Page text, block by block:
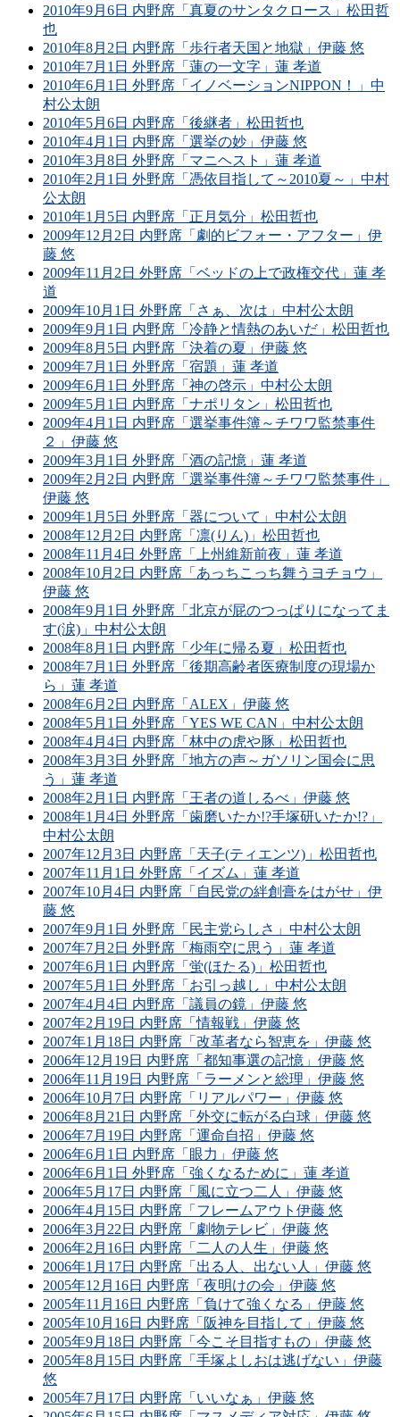
2010年9月6日 内野席「真夏のサンタクロース」松田哲
也
2010年8月2日 内野席「歩行者天国と地獄」伊藤 悠
2010年7月1日 外野席「蓮の一文字」蓮 孝道
2010年6月1日 外野席「イノベーションNIPPON！」中
村公太朗
2010年5月6日 内野席「後継者」松田哲也
2010年4月1日 内野席「選挙の妙」伊藤 悠
2010年3月8日 外野席「マニヘスト」蓮 孝道
2010年2月1日 外野席「憑依目指して～2010夏～」中村
公太朗
2010年1月5日 内野席「正月気分」松田哲也
2009年12月2日 内野席「劇的ビフォー・アフター」伊
藤 悠
2009年11月2日 外野席「ベッドの上で政権交代」蓮 孝
道
2009年10月1日 外野席「さぁ、次は」中村公太朗
2009年9月1日 内野席「冷静と情熱のあいだ」松田哲也
2009年8月5日 内野席「決着の夏」伊藤 悠
2009年7月1日 外野席「宿題」蓮 孝道
2009年6月1日 外野席「神の啓示」中村公太朗
2009年5月1日 内野席「ナポリタン」松田哲也
2009年4月1日 内野席「選挙事件簿～チワワ監禁事件
２」伊藤 悠
2009年3月1日 外野席「酒の記憶」蓮 孝道
2009年2月2日 内野席「選挙事件簿～チワワ監禁事件」
伊藤 悠
2009年1月5日 外野席「器について」中村公太朗
2008年12月2日 内野席「凛(りん)」松田哲也
2008年11月4日 外野席「上州維新前夜」蓮 孝道
2008年10月2日 内野席「あっちこっち舞うヨチョウ」
伊藤 悠
2008年9月1日 外野席「北京が屁のつっぱりになってま
す(涙)」中村公太朗
2008年8月1日 内野席「少年に帰る夏」松田哲也
2008年7月1日 外野席「後期高齢者医療制度の現場か
ら」蓮 孝道
2008年6月2日 内野席「ALEX」伊藤 悠
2008年5月1日 外野席「YES WE CAN」中村公太朗
2008年4月4日 内野席「林中の虎や豚」松田哲也
2008年3月3日 外野席「地方の声～ガソリン国会に思
う」蓮 孝道
2008年2月1日 内野席「王者の道しるべ」伊藤 悠
2008年1月4日 外野席「歯磨いたか!?手塚研いたか!?」
中村公太朗
2007年12月3日 内野席「天子(ティエンツ)」松田哲也
2007年11月1日 外野席「イズム」蓮 孝道
2007年10月4日 内野席「自民党の絆創膏をはがせ」伊
藤 悠
2007年9月1日 外野席「民主党らしさ」中村公太朗
2007年7月2日 外野席「梅雨空に思う」蓮 孝道
2007年6月1日 内野席「蛍(ほたる)」松田哲也
2007年5月1日 外野席「お引っ越し」中村公太朗
2007年4月4日 内野席「議員の鏡」伊藤 悠
2007年2月19日 内野席「情報戦」伊藤 悠
2007年1月18日 内野席「改革者なら智恵を」伊藤 悠
2006年12月19日 内野席「都知事選の記憶」伊藤 悠
2006年11月19日 内野席「ラーメンと総理」伊藤 悠
2006年10月7日 内野席「リアルパワー」伊藤 悠
2006年8月21日 内野席「外交に転がる白球」伊藤 悠
2006年7月19日 内野席「運命自招」伊藤 悠
2006年6月1日 内野席「眼力」伊藤 悠
2006年6月1日 外野席「強くなるために」蓮 孝道
2006年5月17日 内野席「風に立つ二人」伊藤 悠
2006年4月15日 内野席「フレームアウト伊藤 悠
2006年3月22日 内野席「劇物テレビ」伊藤 悠
2006年2月16日 内野席「二人の人生」伊藤 悠
2006年1月17日 内野席「出る人、出ない人」伊藤 悠
2005年12月16日 内野席「夜明けの会」伊藤 悠
2005年11月16日 内野席「負けて強くなる」伊藤 悠
2005年10月16日 内野席「阪神を目指して」伊藤 悠
2005年9月18日 内野席「今こそ目指すもの」伊藤 悠
2005年8月15日 内野席「手塚よしおは逃げない」伊藤
悠
2005年7月17日 内野席「いいなぁ」伊藤 悠